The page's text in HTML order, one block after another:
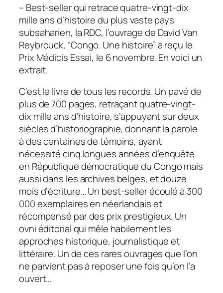
– Best-seller qui retrace quatre-vingt-dix
mille ans d’histoire du plus vaste pays
subsaharien, la RDC, l’ouvrage de David Van
Reybrouck, “Congo. Une histoire” a reçu le
Prix Médicis Essai, le 6 novembre. En voici un
extrait.
C’est le livre de tous les records.Un pavé de
plus de 700 pages, retraçant quatre-vingt-
dix mille ans d’histoire, s’appuyant sur deux
siècles d’historiographie, donnant la parole
à des centaines de témoins, ayant
nécessité cinq longues années d’enquête
en République démocratique du Congo mais
aussi dans les archives belges, et douze
mois d’écriture… Un best-seller écoulé à 300
000 exemplaires en néerlandais et
récompensé par des prix prestigieux. Un
ovni éditorial qui mêle habilement les
approches historique, journalistique et
littéraire. Un de ces rares ouvrages que l’on
ne parvient pas à reposer une fois qu’on l’a
ouvert…